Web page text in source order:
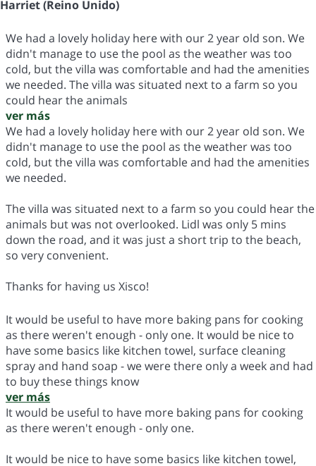
Harriet (Reino Unido)
We had a lovely holiday here with our 2 year old son. We
didn't manage to use the pool as the weather was too
cold, but the villa was comfortable and had the amenities
we needed. The villa was situated next to a farm so you
could hear the animals
ver más
We had a lovely holiday here with our 2 year old son. We
didn't manage to use the pool as the weather was too
cold, but the villa was comfortable and had the amenities
we needed.
The villa was situated next to a farm so you could hear the
animals but was not overlooked. Lidl was only 5 mins
down the road, and it was just a short trip to the beach,
so very convenient.
Thanks for having us Xisco!
It would be useful to have more baking pans for cooking
as there weren't enough - only one. It would be nice to
have some basics like kitchen towel, surface cleaning
spray and hand soap - we were there only a week and had
to buy these things know
ver más
It would be useful to have more baking pans for cooking
as there weren't enough - only one.
It would be nice to have some basics like kitchen towel,